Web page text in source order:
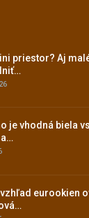
priestor? Aj
je vhodná biela
eurookien